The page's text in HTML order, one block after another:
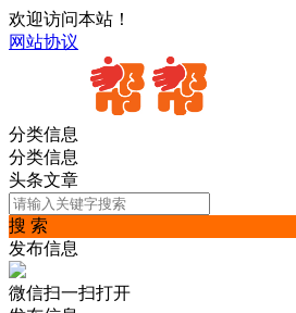
欢迎访问本站！
网站协议
分类信息
分类信息
头条文章
搜 索
发布信息
微信扫一扫打开